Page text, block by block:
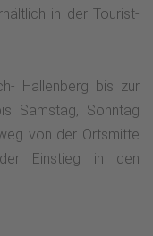
in der Tourist-
Hallenberg bis zur
Samstag, Sonntag
von der Ortsmitte
Einstieg in den